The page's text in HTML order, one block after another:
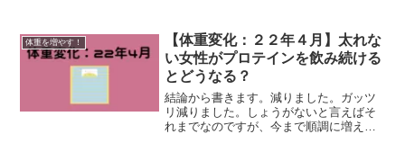
一口が重かった。５０ｍｌ飲むのに必死
だった。それが今では、プ...
体重を増やす！
【体重変化：２２年４月】太れな
い女性がプロテインを飲み続ける
とどうなる？
結論から書きます。減りました。ガッツ
リ減りました。しょうがないと言えばそ
れまでなのですが、今まで順調に増えて